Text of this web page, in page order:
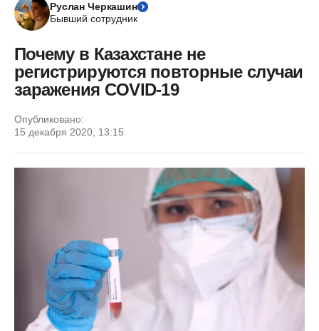
Руслан Черкашин
Бывший сотрудник
Почему в Казахстане не
регистрируются повторные случаи
заражения COVID-19
Опубликовано:
15 декабря 2020, 13:15